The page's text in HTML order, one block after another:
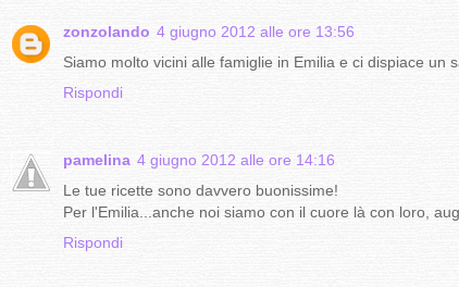
zonzolando 4 giugno 2012 alle ore 13:56
Siamo molto vicini alle famiglie in Emilia e ci dispiace
Rispondi
pamelina 4 giugno 2012 alle ore 14:16
Le tue ricette sono davvero buonissime!
Per l'Emilia...anche noi siamo con il cuore là con loro,
Rispondi